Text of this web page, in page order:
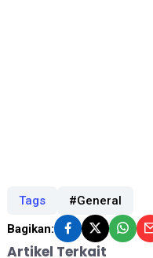
Tags #General
Bagikan:
Artikel Terkait